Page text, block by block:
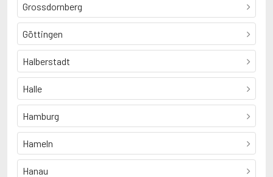
Grossdornberg
Göttingen
Halberstadt
Halle
Hamburg
Hameln
Hanau